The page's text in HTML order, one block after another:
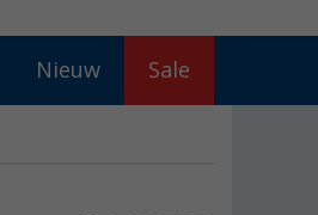
Nieuw Sale